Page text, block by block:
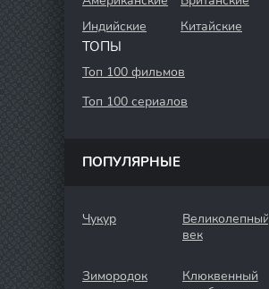
Индийские
Китайские
ТОПЫ
Топ 100 фильмов
Топ 100 сериалов
ПОПУЛЯРНЫЕ
Чукур
Великолепный
век
Зимородок
Клюквенный